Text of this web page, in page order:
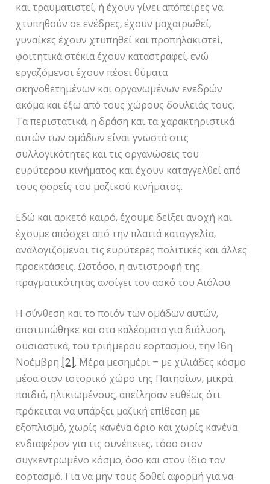
και τραυματιστεί, ή έχουν γίνει απόπειρες να
χτυπηθούν σε ενέδρες, έχουν μαχαιρωθεί,
γυναίκες έχουν χτυπηθεί και προπηλακιστεί,
φοιτητικά στέκια έχουν καταστραφεί, ενώ
εργαζόμενοι έχουν πέσει θύματα
σκηνοθετημένων και οργανωμένων ενεδρών
ακόμα και έξω από τους χώρους δουλειάς τους.
Τα περιστατικά, η δράση και τα χαρακτηριστικά
αυτών των ομάδων είναι γνωστά στις
συλλογικότητες και τις οργανώσεις του
ευρύτερου κινήματος και έχουν καταγγελθεί από
τους φορείς του μαζικού κινήματος.
Εδώ και αρκετό καιρό, έχουμε δείξει ανοχή και
έχουμε απόσχει από την πλατιά καταγγελία,
αναλογιζόμενοι τις ευρύτερες πολιτικές και άλλες
προεκτάσεις. Ωστόσο, η αντιστροφή της
πραγματικότητας ανοίγει τον ασκό του Αιόλου.
Η σύνθεση και το ποιόν των ομάδων αυτών,
αποτυπώθηκε και στα καλέσματα για διάλυση,
ουσιαστικά, του τριήμερου εορτασμού, την 16η
Νοέμβρη [2]. Μέρα μεσημέρι – με χιλιάδες κόσμο
μέσα στον ιστορικό χώρο της Πατησίων, μικρά
παιδιά, ηλικιωμένους, απείλησαν ευθέως ότι
πρόκειται να υπάρξει μαζική επίθεση με
εξοπλισμό, χωρίς κανένα όριο και χωρίς κανένα
ενδιαφέρον για τις συνέπειες, τόσο στον
συγκεντρωμένο κόσμο, όσο και στον ίδιο τον
εορτασμό. Για να μην τους δοθεί αφορμή για να